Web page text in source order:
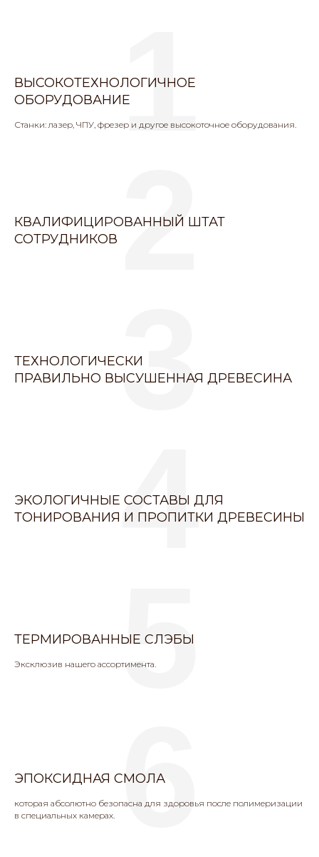
ВЫСОКОТЕХНОЛОГИЧНОЕ
ОБОРУДОВАНИЕ
Станки: лазер, ЧПУ, фрезер и другое высокоточное оборудования.
1
КВАЛИФИЦИРОВАННЫЙ ШТАТ
СОТРУДНИКОВ 2
ТЕХНОЛОГИЧЕСКИ
ПРАВИЛЬНО ВЫСУШЕННАЯ ДРЕВЕСИНА
3
ЭКОЛОГИЧНЫЕ СОСТАВЫ ДЛЯ
ТОНИРОВАНИЯ И ПРОПИТКИ ДРЕВЕСИНЫ
4
ТЕРМИРОВАННЫЕ СЛЭБЫ
Эксклюзив нашего ассортимента.5
ЭПОКСИДНАЯ СМОЛА
которая абсолютно безопасна для здоровья после полимеризации
в специальных камерах.
6